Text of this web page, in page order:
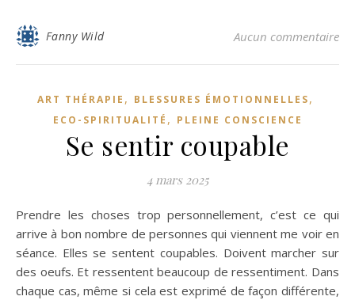
Fanny Wild Aucun commentaire
ART THÉRAPIE , BLESSURES ÉMOTIONNELLES,
ECO-SPIRITUALITÉ , PLEINE CONSCIENCE
Se sentir coupable
4 mars 2025
Prendre les choses trop personnellement, c’est ce qui
arrive à bon nombre de personnes qui viennent me voir en
séance. Elles se sentent coupables. Doivent marcher sur
des oeufs. Et ressentent beaucoup de ressentiment. Dans
chaque cas, même si cela est exprimé de façon différente,